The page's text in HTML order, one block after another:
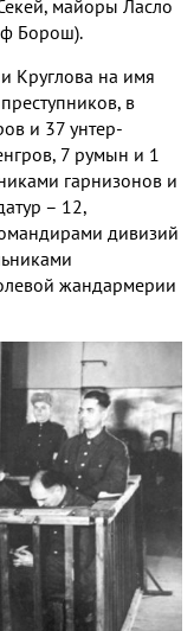
майоры Ласло
Борош).
Круглова на имя
в
и 37 унтер-
7 румын и 1
гарнизонов и
– 12,
дивизий
жандармерии